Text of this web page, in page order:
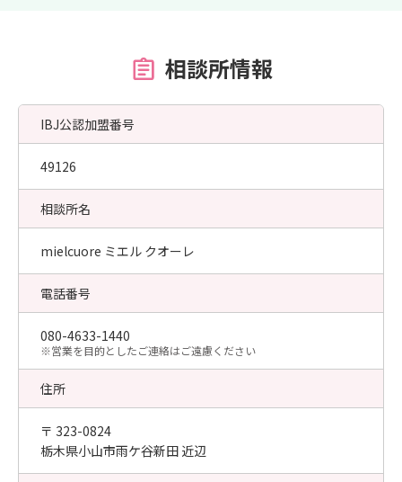
相談所情報
IBJ公認加盟番号
49126
相談所名
mielcuore ミエル クオーレ
電話番号
080-4633-1440
​※営業を目的としたご連絡はご遠慮ください
住所
〒 323-0824
栃木県小山市雨ケ谷新田 近辺